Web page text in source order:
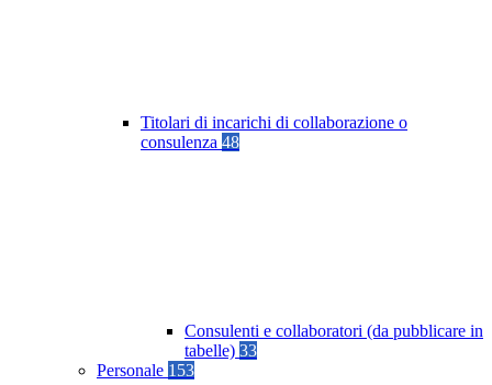
Titolari di incarichi di collaborazione o
consulenza 48
Consulenti e collaboratori (da pubblicare in
tabelle) 33
Personale 153